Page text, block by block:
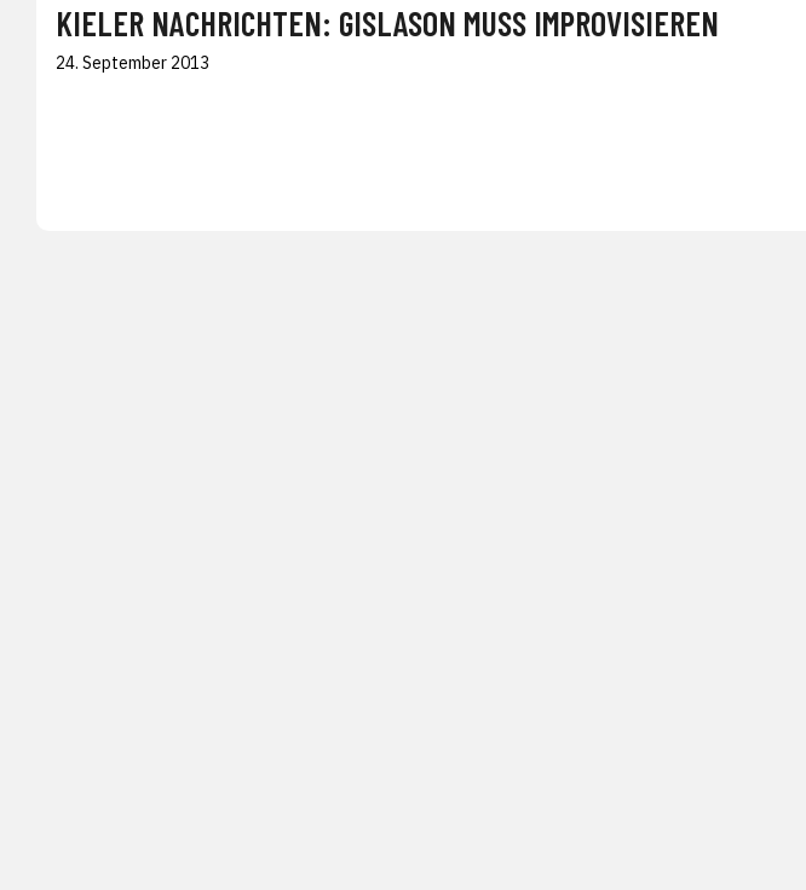
KIELER NACHRICHTEN: GISLASON MUSS IMPROVISIEREN
24. September 2013